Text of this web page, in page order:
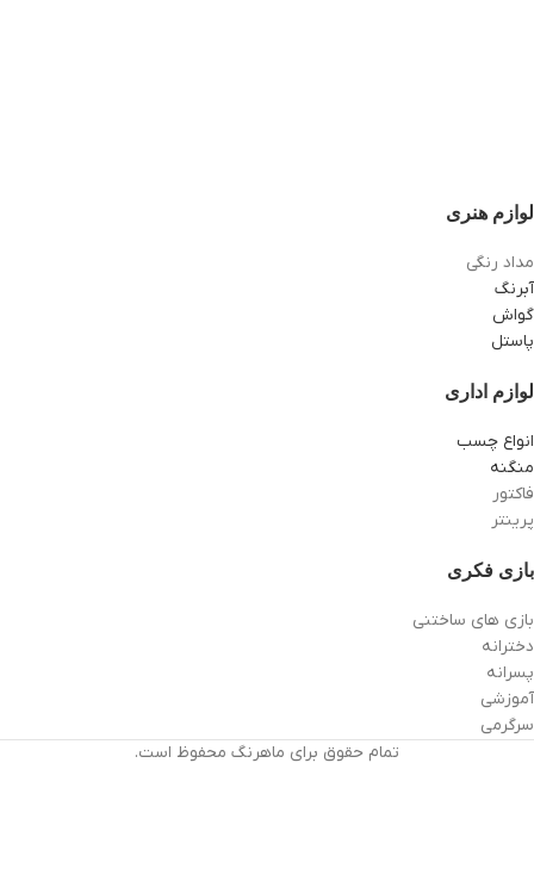
لوازم هنری
مداد رنگی
آبرنگ
گواش
پاستل
لوازم اداری
انواع چسب
منگنه
فاکتور
پرینتر
بازی فکری
بازی های ساختنی
دخترانه
پسرانه
آموزشی
سرگرمی
تمام حقوق برای ماهرنگ محفوظ است.